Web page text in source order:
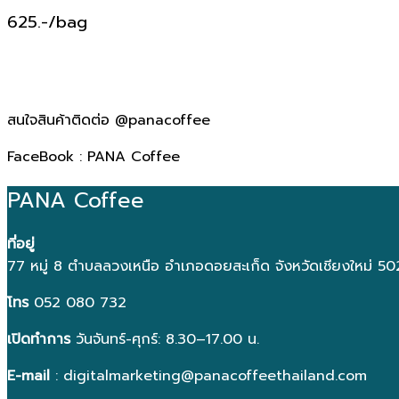
625.-/bag
สนใจสินค้าติดต่อ @panacoffee
FaceBook : PANA Coffee
PANA Coffee
ที่อยู่
77 หมู่ 8 ตำบลลวงเหนือ อำเภอดอยสะเก็ด จังหวัดเชียงใหม่
โทร 052 080 732
เปิดทำการ วันจันทร์-ศุกร์: 8.30–17.00 น.
E-mail : digitalmarketing@panacoffeethailand.com